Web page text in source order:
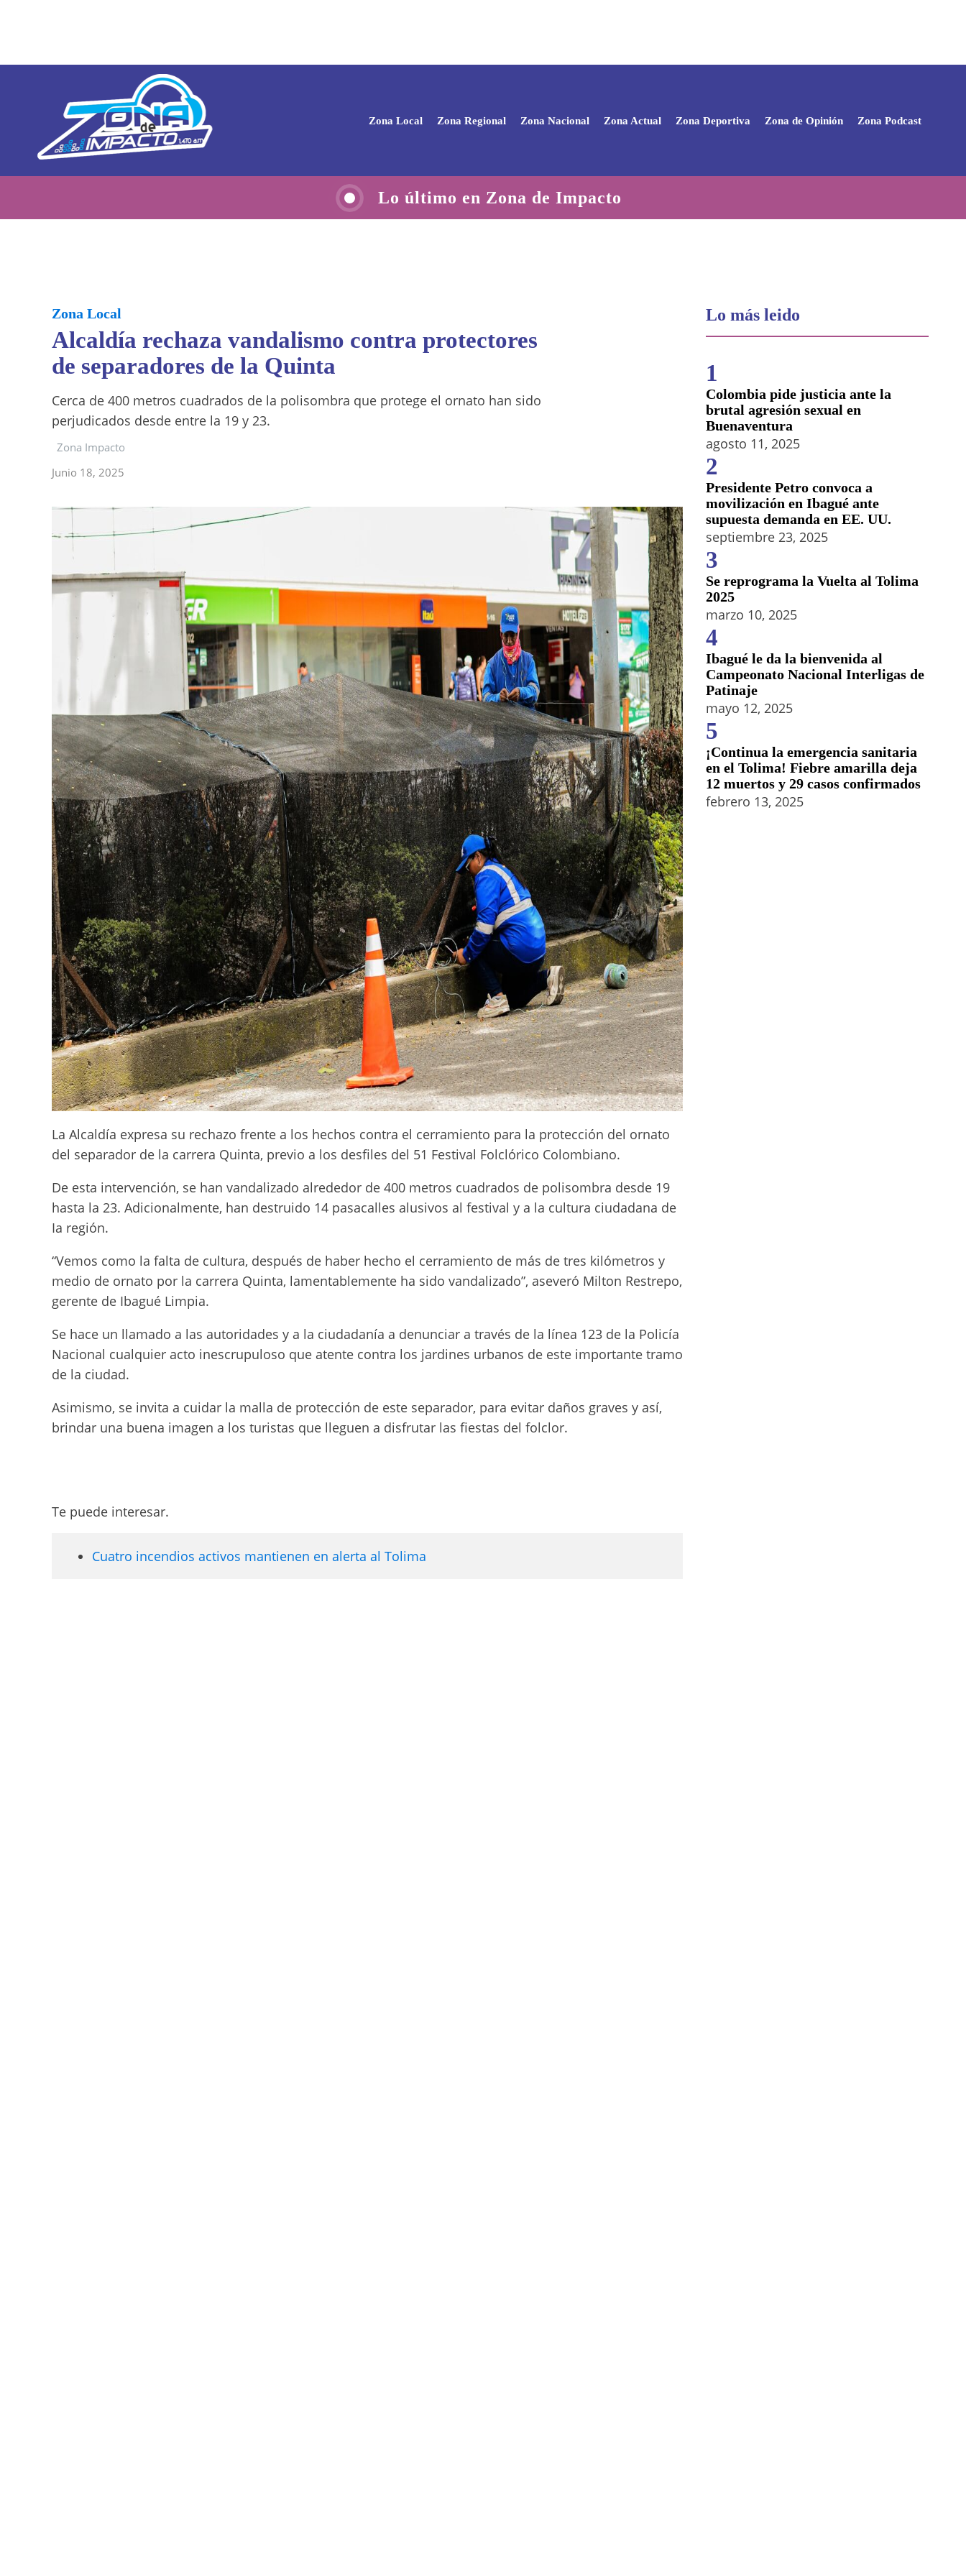
Zona Local Zona Regional Zona Nacional Zona Actual Zona Deportiva Zona de Opinión Zona Podcast
Lo último en Zona de Impacto
Zona Local
Alcaldía rechaza vandalismo contra protectores
de separadores de la Quinta
Cerca de 400 metros cuadrados de la polisombra que protege el ornato han sido
perjudicados desde entre la 19 y 23.
Zona Impacto
Junio 18, 2025
La Alcaldía expresa su rechazo frente a los hechos contra el cerramiento para la protección del ornato
del separador de la carrera Quinta, previo a los desfiles del 51 Festival Folclórico Colombiano.
De esta intervención, se han vandalizado alrededor de 400 metros cuadrados de polisombra desde 19
hasta la 23. Adicionalmente, han destruido 14 pasacalles alusivos al festival y a la cultura ciudadana de
Ia región.
“Vemos como la falta de cultura, después de haber hecho el cerramiento de más de tres kilómetros y
medio de ornato por la carrera Quinta, lamentablemente ha sido vandalizado”, aseveró Milton Restrepo,
gerente de Ibagué Limpia.
Se hace un llamado a las autoridades y a la ciudadanía a denunciar a través de la línea 123 de la Policía
Nacional cualquier acto inescrupuloso que atente contra los jardines urbanos de este importante tramo
de la ciudad.
Asimismo, se invita a cuidar la malla de protección de este separador, para evitar daños graves y así,
brindar una buena imagen a los turistas que lleguen a disfrutar las fiestas del folclor.
Te puede interesar.
Cuatro incendios activos mantienen en alerta al Tolima
Lo más leido
1
Colombia pide justicia ante la
brutal agresión sexual en
Buenaventura
agosto 11, 2025
2
Presidente Petro convoca a
movilización en Ibagué ante
supuesta demanda en EE. UU.
septiembre 23, 2025
3
Se reprograma la Vuelta al Tolima
2025
marzo 10, 2025
4
Ibagué le da la bienvenida al
Campeonato Nacional Interligas de
Patinaje
mayo 12, 2025
5
¡Continua la emergencia sanitaria
en el Tolima! Fiebre amarilla deja
12 muertos y 29 casos confirmados
febrero 13, 2025